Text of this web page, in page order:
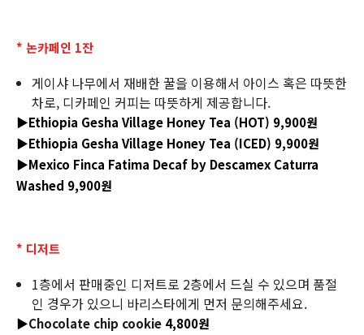
* 논카페인 1잔
게이샤 나무에서 재배한 꿀을 이용해서 아이스 혹은 따뜻한
차로, 디카페인 커피는 따뜻하게 제공합니다.
▶Ethiopia Gesha Village Honey Tea (HOT) 9,900원
▶Ethiopia Gesha Village Honey Tea (ICED) 9,900원
▶Mexico Finca Fatima Decaf by Descamex Caturra
Washed 9,900원
* 디저트
1층에서 판매중인 디저트로 2층에서 드실 수 있으며 품절
인 경우가 있으니 바리스타에게 먼저 문의해주세요.
▶Chocolate chip cookie 4,800원